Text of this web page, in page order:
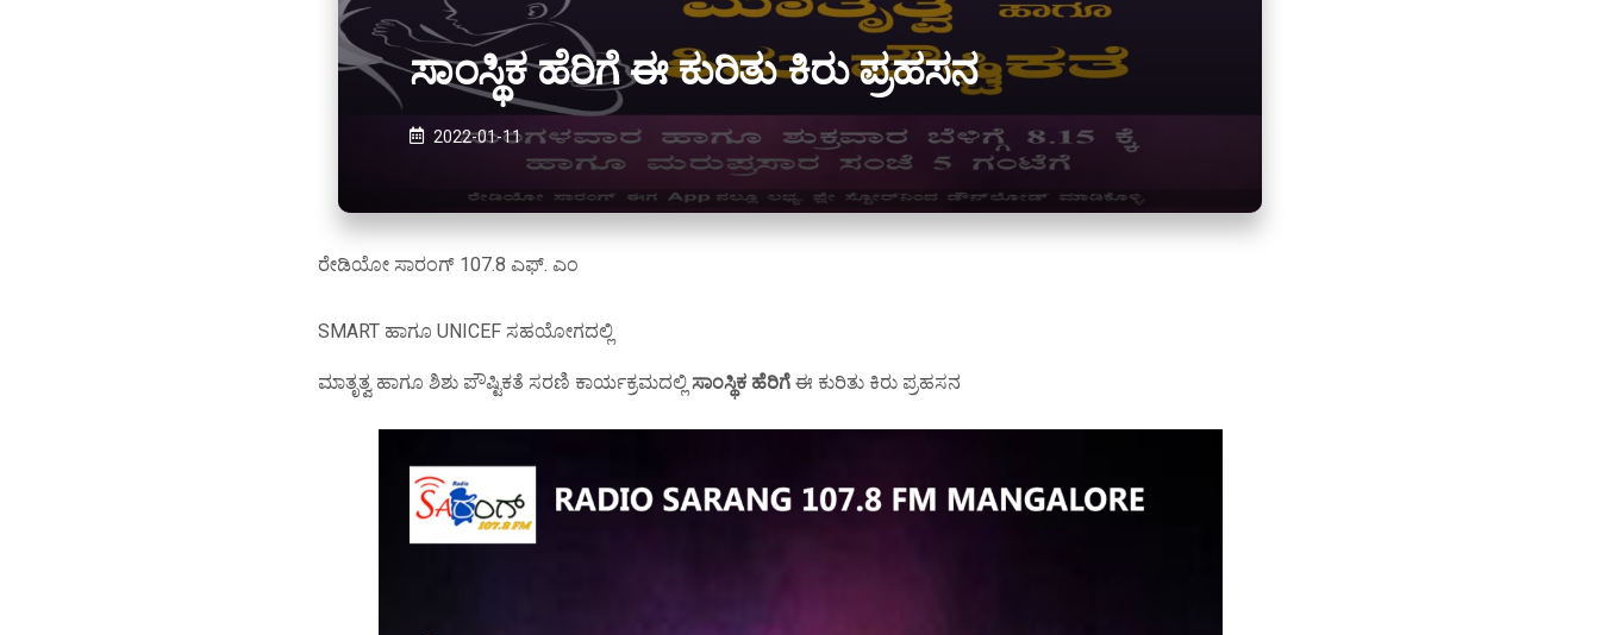
ಸಾಂಸ್ಥಿಕ ಹೆರಿಗೆ ಈ ಕುರಿತು ಕಿರು ಪ್ರಹಸನ
2022-01-11
ರೇಡಿಯೋ ಸಾರಂಗ್ 107.8 ಎಫ್. ಎಂ
SMART ಹಾಗೂ UNICEF ಸಹಯೋಗದಲ್ಲಿ
ಮಾತೃತ್ವ ಹಾಗೂ ಶಿಶು ಪೌಷ್ಟಿಕತೆ ಸರಣಿ ಕಾರ್ಯಕ್ರಮದಲ್ಲಿ ಸಾಂಸ್ಥಿಕ ಹೆರಿಗೆ ಈ ಕುರಿತು ಕಿರು ಪ್ರಹಸನ